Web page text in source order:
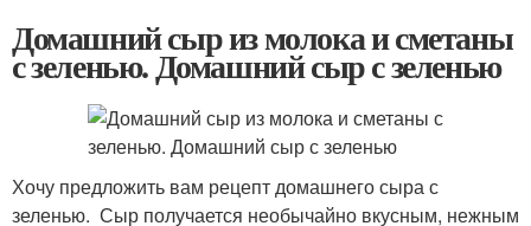
Домашний сыр из молока и сметаны
с зеленью. Домашний сыр с зеленью
Хочу предложить вам рецепт домашнего сыра с
зеленью. Сыр получается необычайно вкусным, нежным